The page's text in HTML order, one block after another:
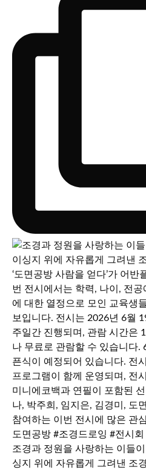
조경과 정원을 사랑하는 이들
싱지 위에 자유롭게 그려낸 조